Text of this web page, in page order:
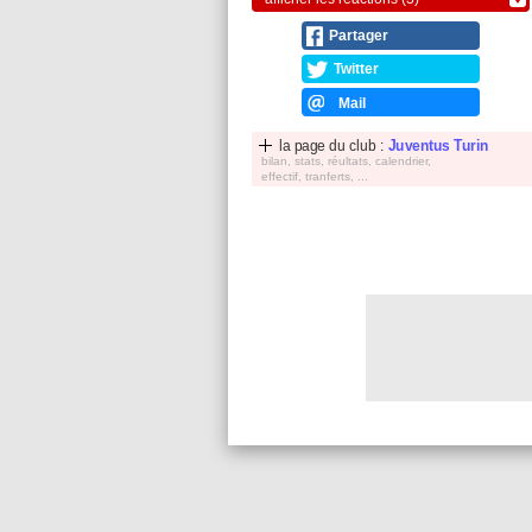
Partager
Twitter
Mail
la page du club : Juventus Turin
bilan, stats, réultats, calendrier,
effectif, tranferts, ...